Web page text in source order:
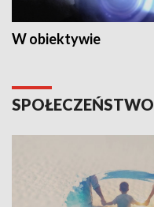
W obiektywie
SPOŁECZEŃSTWO